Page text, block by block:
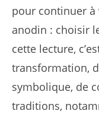
pour continuer à
anodin : choisir
cette lecture,
transformation,
symbolique, de
traditions,